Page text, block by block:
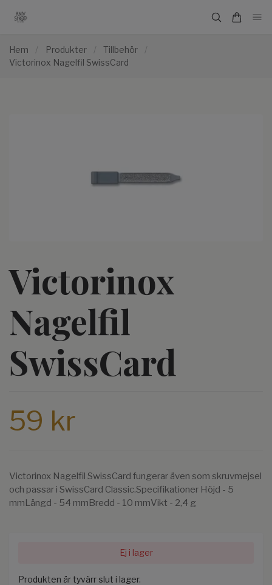
Hem / Produkter / Tillbehör
/
Victorinox Nagelfil SwissCard
Victorinox
Nagelfil
SwissCard
59 kr
Victorinox Nagelfil SwissCard fungerar även som skruvmejsel
och passar i SwissCard Classic.Specifikationer Höjd - 5
mmLängd - 54 mmBredd - 10 mmVikt - 2,4 g
Ej i lager
Produkten är tyvärr slut i lager.